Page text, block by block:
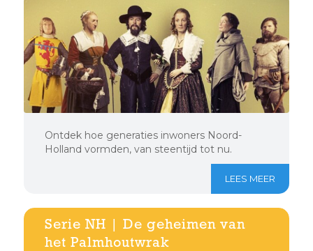
Ontdek hoe generaties inwoners Noord-
Holland vormden, van steentijd tot nu.
LEES MEER
Serie NH | De geheimen van
het Palmhoutwrak